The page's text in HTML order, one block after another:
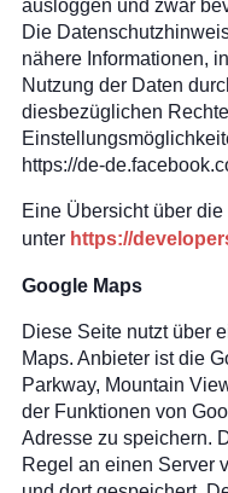
ausloggen und zwar
Die
nähere Informationen,
Nutzung der Daten
diesbezüglichen
https://de-
Eine Übersicht über
unter https://
Google Maps
Diese Seite nutzt über
Maps. Anbieter ist die
Parkway, Mountain
der Funktionen von
Adresse zu speichern.
Regel an einen Server